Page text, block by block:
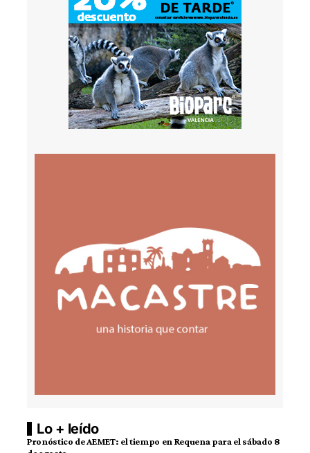
Lo + leído
Pronóstico de AEMET: el tiempo en Requena para el sábado 8